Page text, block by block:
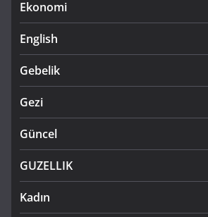
Ekonomi
English
Gebelik
Gezi
Güncel
GUZELLIK
Kadın